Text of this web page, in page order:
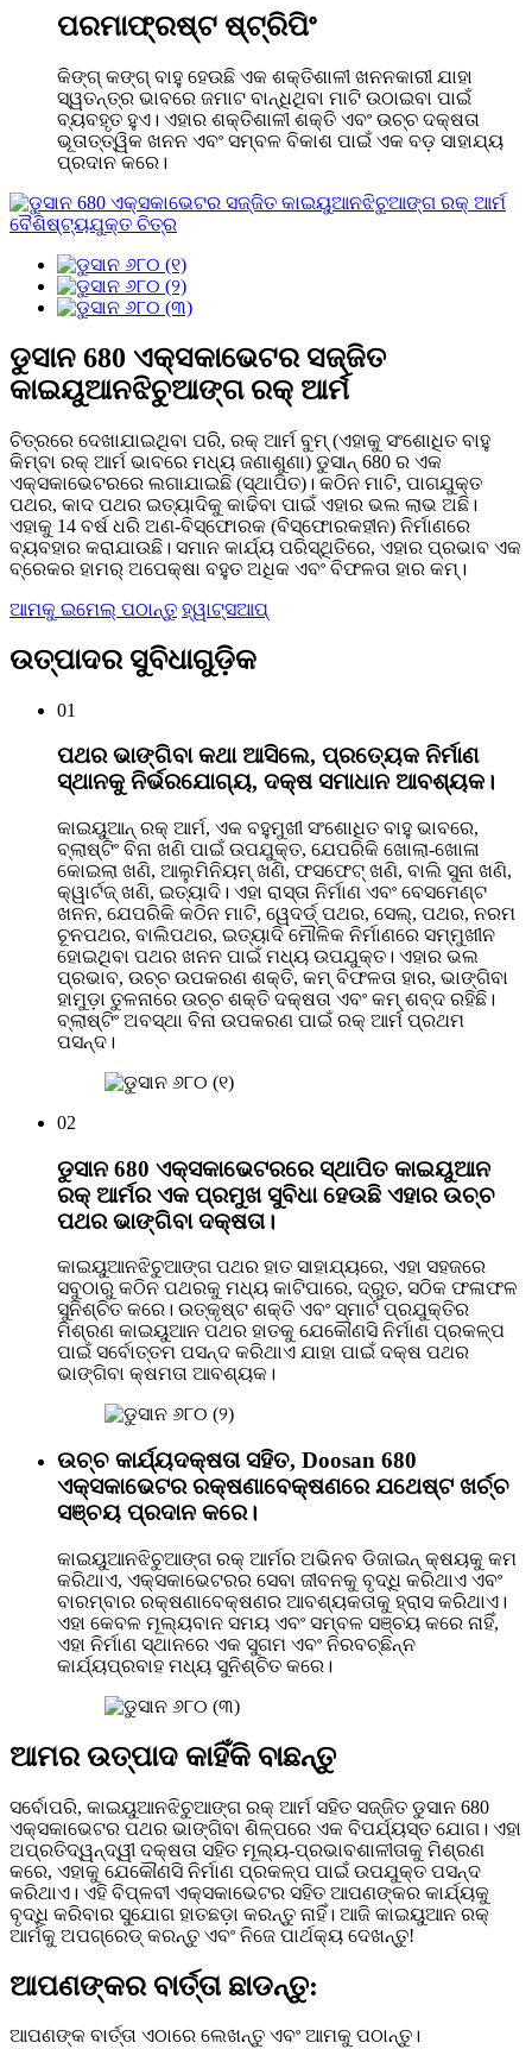
ପରମାଫ୍ରଷ୍ଟ ଷ୍ଟ୍ରିପିଂ
କିଙ୍ଗ୍ କଙ୍ଗ୍ ବାହୁ ହେଉଛି ଏକ ଶକ୍ତିଶାଳୀ ଖନନକାରୀ ଯାହା
ସ୍ୱତନ୍ତ୍ର ଭାବରେ ଜମାଟ ବାନ୍ଧିଥିବା ମାଟି ଉଠାଇବା ପାଇଁ
ବ୍ୟବହୃତ ହୁଏ। ଏହାର ଶକ୍ତିଶାଳୀ ଶକ୍ତି ଏବଂ ଉଚ୍ଚ ଦକ୍ଷତା
ଭୂତାତ୍ତ୍ୱିକ ଖନନ ଏବଂ ସମ୍ବଳ ବିକାଶ ପାଇଁ ଏକ ବଡ଼ ସାହାଯ୍ୟ
ପ୍ରଦାନ କରେ।
ଡୁସାନ 680 ଏକ୍ସକାଭେଟର ସଜ୍ଜିତ
କାଇୟୁଆନଝିଚୁଆଙ୍ଗ ରକ୍ ଆର୍ମ
ଚିତ୍ରରେ ଦେଖାଯାଇଥିବା ପରି, ରକ୍ ଆର୍ମ ବୁମ୍ (ଏହାକୁ ସଂଶୋଧିତ ବାହୁ
କିମ୍ବା ରକ୍ ଆର୍ମ ଭାବରେ ମଧ୍ୟ ଜଣାଶୁଣା) ଡୁସାନ୍ 680 ର ଏକ
ଏକ୍ସକାଭେଟରରେ ଲଗାଯାଇଛି (ସ୍ଥାପିତ)। କଠିନ ମାଟି, ପାଗଯୁକ୍ତ
ପଥର, କାଦ ପଥର ଇତ୍ୟାଦିକୁ କାଢିବା ପାଇଁ ଏହାର ଭଲ ଲାଭ ଅଛି।
ଏହାକୁ 14 ବର୍ଷ ଧରି ଅଣ-ବିସ୍ଫୋରକ (ବିସ୍ଫୋରକହୀନ) ନିର୍ମାଣରେ
ବ୍ୟବହାର କରାଯାଉଛି। ସମାନ କାର୍ଯ୍ୟ ପରିସ୍ଥିତିରେ, ଏହାର ପ୍ରଭାବ ଏକ
ବ୍ରେକର ହାମର୍ ଅପେକ୍ଷା ବହୁତ ଅଧିକ ଏବଂ ବିଫଳତା ହାର କମ୍।
ଆମକୁ ଇମେଲ୍ ପଠାନ୍ତୁ ହ୍ୱାଟ୍ସଆପ୍
ଉତ୍ପାଦର ସୁବିଧାଗୁଡ଼ିକ
01
ପଥର ଭାଙ୍ଗିବା କଥା ଆସିଲେ, ପ୍ରତ୍ୟେକ ନିର୍ମାଣ
ସ୍ଥାନକୁ ନିର୍ଭରଯୋଗ୍ୟ, ଦକ୍ଷ ସମାଧାନ ଆବଶ୍ୟକ।
କାଇୟୁଆନ୍ ରକ୍ ଆର୍ମ, ଏକ ବହୁମୁଖୀ ସଂଶୋଧିତ ବାହୁ ଭାବରେ,
ବ୍ଲାଷ୍ଟିଂ ବିନା ଖଣି ପାଇଁ ଉପଯୁକ୍ତ, ଯେପରିକି ଖୋଲା-ଖୋଳା
କୋଇଲା ଖଣି, ଆଲୁମିନିୟମ୍ ଖଣି, ଫସଫେଟ୍ ଖଣି, ବାଲି ସୁନା ଖଣି,
କ୍ୱାର୍ଟଜ୍ ଖଣି, ଇତ୍ୟାଦି। ଏହା ରାସ୍ତା ନିର୍ମାଣ ଏବଂ ବେସମେଣ୍ଟ
ଖନନ, ଯେପରିକି କଠିନ ମାଟି, ୱେଦର୍ଡ୍ ପଥର, ସେଲ୍, ପଥର, ନରମ
ଚୂନପଥର, ବାଲିପଥର, ଇତ୍ୟାଦି ମୌଳିକ ନିର୍ମାଣରେ ସମ୍ମୁଖୀନ
ହୋଇଥିବା ପଥର ଖନନ ପାଇଁ ମଧ୍ୟ ଉପଯୁକ୍ତ। ଏହାର ଭଲ
ପ୍ରଭାବ, ଉଚ୍ଚ ଉପକରଣ ଶକ୍ତି, କମ୍ ବିଫଳତା ହାର, ଭାଙ୍ଗିବା
ହାମୁଡ଼ା ତୁଳନାରେ ଉଚ୍ଚ ଶକ୍ତି ଦକ୍ଷତା ଏବଂ କମ୍ ଶବ୍ଦ ରହିଛି।
ବ୍ଲାଷ୍ଟିଂ ଅବସ୍ଥା ବିନା ଉପକରଣ ପାଇଁ ରକ୍ ଆର୍ମ ପ୍ରଥମ
ପସନ୍ଦ।
02
ଡୁସାନ 680 ଏକ୍ସକାଭେଟରରେ ସ୍ଥାପିତ କାଇୟୁଆନ
ରକ୍ ଆର୍ମର ଏକ ପ୍ରମୁଖ ସୁବିଧା ହେଉଛି ଏହାର ଉଚ୍ଚ
ପଥର ଭାଙ୍ଗିବା ଦକ୍ଷତା।
କାଇୟୁଆନଝିଚୁଆଙ୍ଗ ପଥର ହାତ ସାହାଯ୍ୟରେ, ଏହା ସହଜରେ
ସବୁଠାରୁ କଠିନ ପଥରକୁ ମଧ୍ୟ କାଟିପାରେ, ଦ୍ରୁତ, ସଠିକ ଫଳାଫଳ
ସୁନିଶ୍ଚିତ କରେ। ଉତ୍କୃଷ୍ଟ ଶକ୍ତି ଏବଂ ସ୍ମାର୍ଟ ପ୍ରଯୁକ୍ତିର
ମିଶ୍ରଣ କାଇୟୁଆନ ପଥର ହାତକୁ ଯେକୌଣସି ନିର୍ମାଣ ପ୍ରକଳ୍ପ
ପାଇଁ ସର୍ବୋତ୍ତମ ପସନ୍ଦ କରିଥାଏ ଯାହା ପାଇଁ ଦକ୍ଷ ପଥର
ଭାଙ୍ଗିବା କ୍ଷମତା ଆବଶ୍ୟକ।
ଉଚ୍ଚ କାର୍ଯ୍ୟଦକ୍ଷତା ସହିତ, Doosan 680
ଏକ୍ସକାଭେଟର ରକ୍ଷଣାବେକ୍ଷଣରେ ଯଥେଷ୍ଟ ଖର୍ଚ୍ଚ
ସଞ୍ଚୟ ପ୍ରଦାନ କରେ।
କାଇୟୁଆନଝିଚୁଆଙ୍ଗ ରକ୍ ଆର୍ମର ଅଭିନବ ଡିଜାଇନ୍ କ୍ଷୟକୁ କମ
କରିଥାଏ, ଏକ୍ସକାଭେଟରର ସେବା ଜୀବନକୁ ବୃଦ୍ଧି କରିଥାଏ ଏବଂ
ବାରମ୍ବାର ରକ୍ଷଣାବେକ୍ଷଣର ଆବଶ୍ୟକତାକୁ ହ୍ରାସ କରିଥାଏ।
ଏହା କେବଳ ମୂଲ୍ୟବାନ ସମୟ ଏବଂ ସମ୍ବଳ ସଞ୍ଚୟ କରେ ନାହିଁ,
ଏହା ନିର୍ମାଣ ସ୍ଥାନରେ ଏକ ସୁଗମ ଏବଂ ନିରବଚ୍ଛିନ୍ନ
କାର୍ଯ୍ୟପ୍ରବାହ ମଧ୍ୟ ସୁନିଶ୍ଚିତ କରେ।
ଆମର ଉତ୍ପାଦ କାହିଁକି ବାଛନ୍ତୁ
ସର୍ବୋପରି, କାଇୟୁଆନଝିଚୁଆଙ୍ଗ ରକ୍ ଆର୍ମ ସହିତ ସଜ୍ଜିତ ଡୁସାନ 680
ଏକ୍ସକାଭେଟର ପଥର ଭାଙ୍ଗିବା ଶିଳ୍ପରେ ଏକ ବିପର୍ଯ୍ୟସ୍ତ ଯୋଗ। ଏହା
ଅପ୍ରତିଦ୍ୱନ୍ଦ୍ୱୀ ଦକ୍ଷତା ସହିତ ମୂଲ୍ୟ-ପ୍ରଭାବଶାଳୀତାକୁ ମିଶ୍ରଣ
କରେ, ଏହାକୁ ଯେକୌଣସି ନିର୍ମାଣ ପ୍ରକଳ୍ପ ପାଇଁ ଉପଯୁକ୍ତ ପସନ୍ଦ
କରିଥାଏ। ଏହି ବିପ୍ଳବୀ ଏକ୍ସକାଭେଟର ସହିତ ଆପଣଙ୍କର କାର୍ଯ୍ୟକୁ
ବୃଦ୍ଧି କରିବାର ସୁଯୋଗ ହାତଛଡ଼ା କରନ୍ତୁ ନାହିଁ। ଆଜି କାଇୟୁଆନ ରକ୍
ଆର୍ମକୁ ଅପଗ୍ରେଡ୍ କରନ୍ତୁ ଏବଂ ନିଜେ ପାର୍ଥକ୍ୟ ଦେଖନ୍ତୁ!
ଆପଣଙ୍କର ବାର୍ତ୍ତା ଛାଡନ୍ତୁ:
ଆପଣଙ୍କ ବାର୍ତ୍ତା ଏଠାରେ ଲେଖନ୍ତୁ ଏବଂ ଆମକୁ ପଠାନ୍ତୁ।